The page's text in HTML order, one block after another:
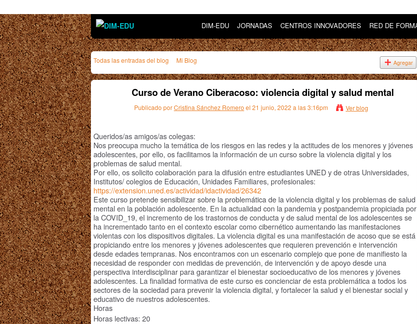
DIM-EDU JORNADAS CENTROS INNOVADORES RED DE
Todas las entradas del blog Mi Blog Agregar
Curso de Verano Ciberacoso: violencia digital y salud mental
Publicado porCristina Sánchez Romero el 21 junio, 2022 a las 3:16pm Ver blog
Queridos/as amigos/as colegas:
Nos preocupa mucho la temática de los riesgos en las redes y la actitudes de los menores y jóvenes
adolescentes, por ello, os facilitamos la información de un curso sobre la violencia digital y los
problemas de salud mental.
Por ello, ossolicito colaboración para la difusión entre estudiantes UNED y de otras Universidades,
Institutos/ colegios de Educación, Unidades Familiares, profesionales:
https://extension.uned.es/actividad/idactividad/26342
Este curso pretende sensibilizar sobre la problemática de la violencia digital y los problemas de salud
mental en la población adolescente. En la actualidad con la pandemia y postpandemia propiciada por
la COVID_19, el incremento de los trastornos de conducta y de salud mental de los adolescentes se
ha incrementado tanto en el contexto escolar como cibernético aumentando las manifestaciones
violentas con los dispositivos digitales. La violencia digital es una manifestación de acoso que se está
propiciando entre los menores y jóvenes adolescentes que requieren prevención e intervención
desde edades tempranas. Nos encontramos con un escenario complejo que pone de manifiesto la
necesidad de responder con medidas de prevención, de intervención y de apoyo desde una
perspectiva interdisciplinar para garantizar el bienestar socioeducativo de los menores y jóvenes
adolescentes. La finalidad formativa de este curso es concienciar de esta problemática a todos los
sectores de la sociedad para prevenir la violencia digital, y fortalecer la salud y el bienestar social y
educativo de nuestros adolescentes.
Horas
Horas lectivas: 20